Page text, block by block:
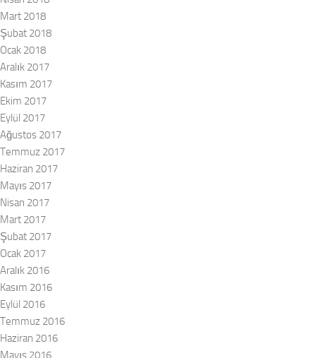
Mart 2018
Şubat 2018
Ocak 2018
Aralık 2017
Kasım 2017
Ekim 2017
Eylül 2017
Ağustos 2017
Temmuz 2017
Haziran 2017
Mayıs 2017
Nisan 2017
Mart 2017
Şubat 2017
Ocak 2017
Aralık 2016
Kasım 2016
Eylül 2016
Temmuz 2016
Haziran 2016
Mayıs 2016